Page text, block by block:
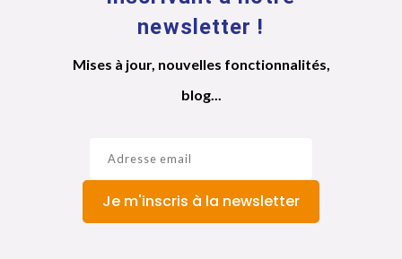
newsletter !
Mises à jour, nouvelles fonctionnalités,
blog...
Je m'inscris à la newsletter